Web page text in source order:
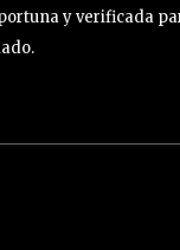
y verificada